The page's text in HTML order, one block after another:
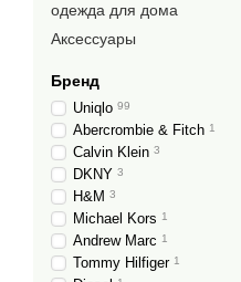
одежда для дома
Аксессуары
Бренд
Uniqlo 99
Abercrombie & Fitch 1
Calvin Klein 3
DKNY 3
H&M 3
Michael Kors 1
Andrew Marc 1
Tommy Hilfiger 1